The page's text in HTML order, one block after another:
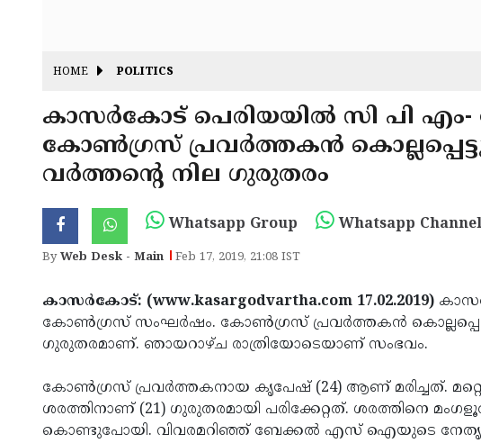
HOME POLITICS
കാസര്‍കോട് പെരിയയില്‍ സി പി
കോണ്‍ഗ്രസ് പ്രവര്‍ത്തകന്‍
വര്‍ത്തന്റെ നില ഗുരുതരം
Whatsapp Group Whatsapp Channel
ByWeb Desk - Main Feb 17, 2019, 21:08 IST
കാസര്‍കോട്: (www.kasargodvartha.com 17.02.2019)
കോണ്‍ഗ്രസ് സംഘര്‍ഷം. കോണ്‍ഗ്രസ് പ്രവര്‍ത്തകന്‍
ഗുരുതരമാണ്. ഞായറാഴ്ച രാത്രിയോടെയാണ് സംഭവം.
കോണ്‍ഗ്രസ് പ്രവര്‍ത്തകനായ കൃപേഷ് (24) ആണ് മരിച്ചത്.
ശരത്തിനാണ് (21) ഗുരുതരമായി പരിക്കേറ്റത്. ശരത്തിനെ
കൊണ്ടുപോയി. വിവരമറിഞ്ഞ് ബേക്കല്‍ എസ് ഐയുടെ